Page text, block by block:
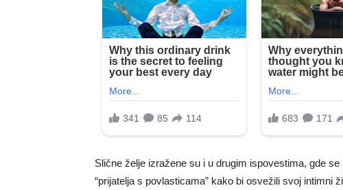
Slične želje izražene su i u drugim ispovestima, gde
“prijatelja s povlasticama” kako bi osvežili svoj intimni